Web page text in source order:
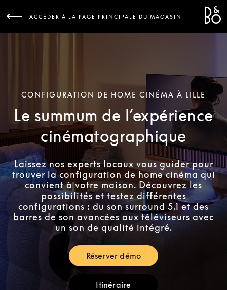
ACCÉDER À LA PAGE PRINCIPALE DU MAGASIN
CONFIGURATION DE HOME CINÉMA À LILLE
Le summum de l’expérience
cinématographique
Laissez nos experts locaux vous guider pour
trouver la configuration de home cinéma qui
convient à votre maison. Découvrez les
possibilités et testez différentes
configurations : du son surround 5.1 et des
barres de son avancées aux téléviseurs avec
un son de qualité intégré.
Réserver démo
Link Opens in New Tab
Itinéraire